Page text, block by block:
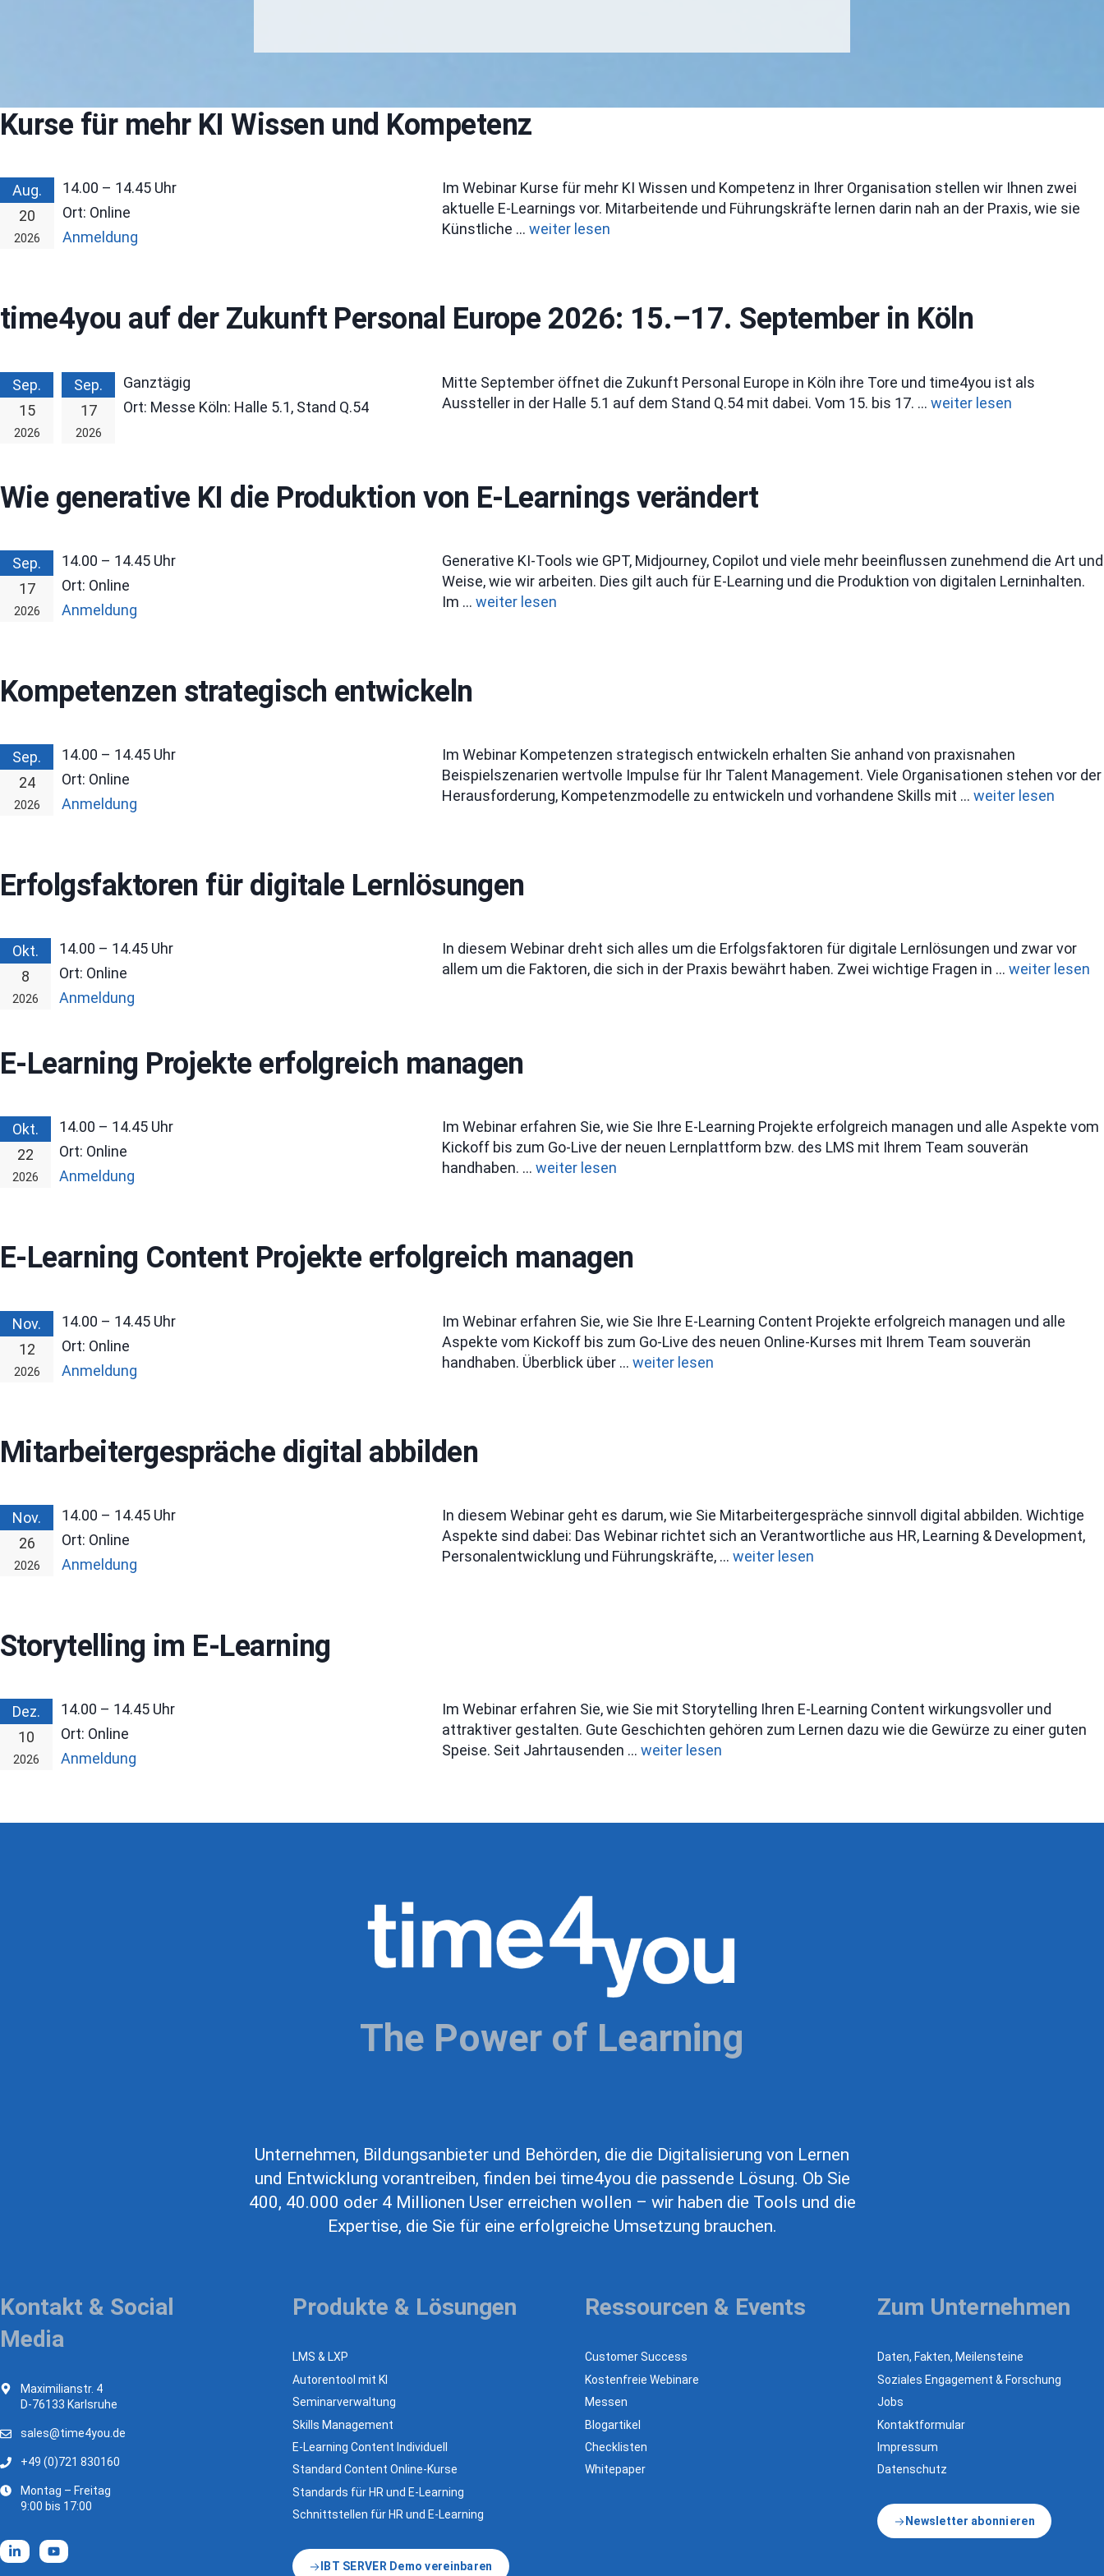
Kurse für mehr KI Wissen und Kompetenz
Aug.
20
2026
14.00 – 14.45 Uhr
Ort: Online
Anmeldung
Im Webinar Kurse für mehr KI Wissen und Kompetenz in Ihrer Organisation stellen wir Ihnen zwei
aktuelle E-Learnings vor. Mitarbeitende und Führungskräfte lernen darin nah an der Praxis, wie sie
Künstliche … weiter lesen
time4you auf der Zukunft Personal Europe 2026: 15.–17. September in Köln
Sep.
15
2026
Sep.
17
2026
Ganztägig
Ort: Messe Köln: Halle 5.1, Stand Q.54
Mitte September öffnet die Zukunft Personal Europe in Köln ihre Tore und time4you ist als
Aussteller in der Halle 5.1 auf dem Stand Q.54 mit dabei. Vom 15. bis 17. … weiter lesen
Wie generative KI die Produktion von E-Learnings verändert
Sep.
17
2026
14.00 – 14.45 Uhr
Ort: Online
Anmeldung
Generative KI-Tools wie GPT, Midjourney, Copilot und viele mehr beeinflussen zunehmend die Art und
Weise, wie wir arbeiten. Dies gilt auch für E-Learning und die Produktion von digitalen Lerninhalten.
Im … weiter lesen
Kompetenz­en strategisch entwickeln
Sep.
24
2026
14.00 – 14.45 Uhr
Ort: Online
Anmeldung
Im Webinar Kompetenzen strategisch entwickeln erhalten Sie anhand von praxisnahen
Beispielszenarien wertvolle Impulse für Ihr Talent Management. Viele Organisationen stehen vor der
Herausforderung, Kompetenzmodelle zu entwickeln und vorhandene Skills mit … weiter lesen
Erfolgsfaktoren für digitale Lernlösungen
Okt.
8
2026
14.00 – 14.45 Uhr
Ort: Online
Anmeldung
In diesem Webinar dreht sich alles um die Erfolgsfaktoren für digitale Lernlösungen und zwar vor
allem um die Faktoren, die sich in der Praxis bewährt haben. Zwei wichtige Fragen in … weiter lesen
E-Learning Projekte erfolgreich managen
Okt.
22
2026
14.00 – 14.45 Uhr
Ort: Online
Anmeldung
Im Webinar erfahren Sie, wie Sie Ihre E-Learning Projekte erfolgreich managen und alle Aspekte vom
Kickoff bis zum Go-Live der neuen Lernplattform bzw. des LMS mit Ihrem Team souverän
handhaben. … weiter lesen
E-Learning Content Projekte erfolgreich managen
Nov.
12
2026
14.00 – 14.45 Uhr
Ort: Online
Anmeldung
Im Webinar erfahren Sie, wie Sie Ihre E-Learning Content Projekte erfolgreich managen und alle
Aspekte vom Kickoff bis zum Go-Live des neuen Online-Kurses mit Ihrem Team souverän
handhaben. Überblick über … weiter lesen
Mitarbeitergespräche digital abbilden
Nov.
26
2026
14.00 – 14.45 Uhr
Ort: Online
Anmeldung
In diesem Webinar geht es darum, wie Sie Mitarbeitergespräche sinnvoll digital abbilden. Wichtige
Aspekte sind dabei: Das Webinar richtet sich an Verantwortliche aus HR, Learning & Development,
Personalentwicklung und Führungskräfte, … weiter lesen
Storytelling im E-Learning
Dez.
10
2026
14.00 – 14.45 Uhr
Ort: Online
Anmeldung
Im Webinar erfahren Sie, wie Sie mit Storytelling Ihren E-Learning Content wirkungsvoller und
attraktiver gestalten. Gute Geschichten gehören zum Lernen dazu wie die Gewürze zu einer guten
Speise. Seit Jahrtausenden … weiter lesen
The Power of Learning
Unternehmen, Bildungsanbieter und Behörden, die die Digitalisierung von Lernen
und Entwicklung vorantreiben, finden bei time4you die passende Lösung. Ob Sie
400, 40.000 oder 4 Millionen User erreichen wollen – wir haben die Tools und die
Expertise, die Sie für eine erfolgreiche Umsetzung brauchen.
Kontakt & Social
Media
Maximilianstr. 4
D-76133 Karlsruhe
sales@time4you.de
+49 (0)721 830160
Montag – Freitag
9:00 bis 17:00
Produkte & Lösungen
LMS & LXP
Autorentool mit KI
Seminarverwaltung
Skills Management
E-Learning Content Individuell
Standard Content Online-Kurse
Standards für HR und E-Learning
Schnittstellen für HR und E-Learning
IBT SERVER Demo vereinbaren
Ressourcen & Events
Customer Success
Kostenfreie Webinare
Messen
Blogartikel
Checklisten
Whitepaper
Zum Unternehmen
Daten, Fakten, Meilensteine
Soziales Engagement & Forschung
Jobs
Kontaktformular
Impressum
Datenschutz
Newsletter abonnieren